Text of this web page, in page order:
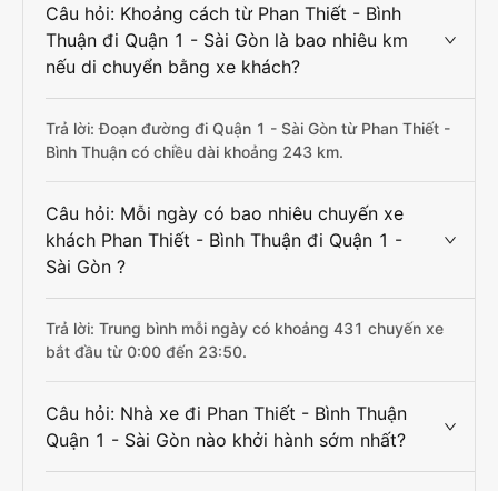
Câu hỏi: Khoảng cách từ Phan Thiết - Bình
Thuận đi Quận 1 - Sài Gòn là bao nhiêu km
nếu di chuyển bằng xe khách?
Trả lời: Đoạn đường đi Quận 1 - Sài Gòn từ Phan Thiết -
Bình Thuận có chiều dài khoảng 243 km.
Câu hỏi: Mỗi ngày có bao nhiêu chuyến xe
khách Phan Thiết - Bình Thuận đi Quận 1 -
Sài Gòn ?
Trả lời: Trung bình mỗi ngày có khoảng 431 chuyến xe
bắt đầu từ 0:00 đến 23:50.
Câu hỏi: Nhà xe đi Phan Thiết - Bình Thuận
Quận 1 - Sài Gòn nào khởi hành sớm nhất?